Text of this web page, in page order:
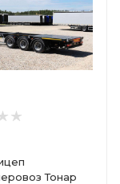
Тонар